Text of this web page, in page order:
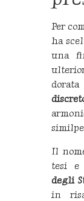
Per
ha
una
Il
tesi e
degli
in